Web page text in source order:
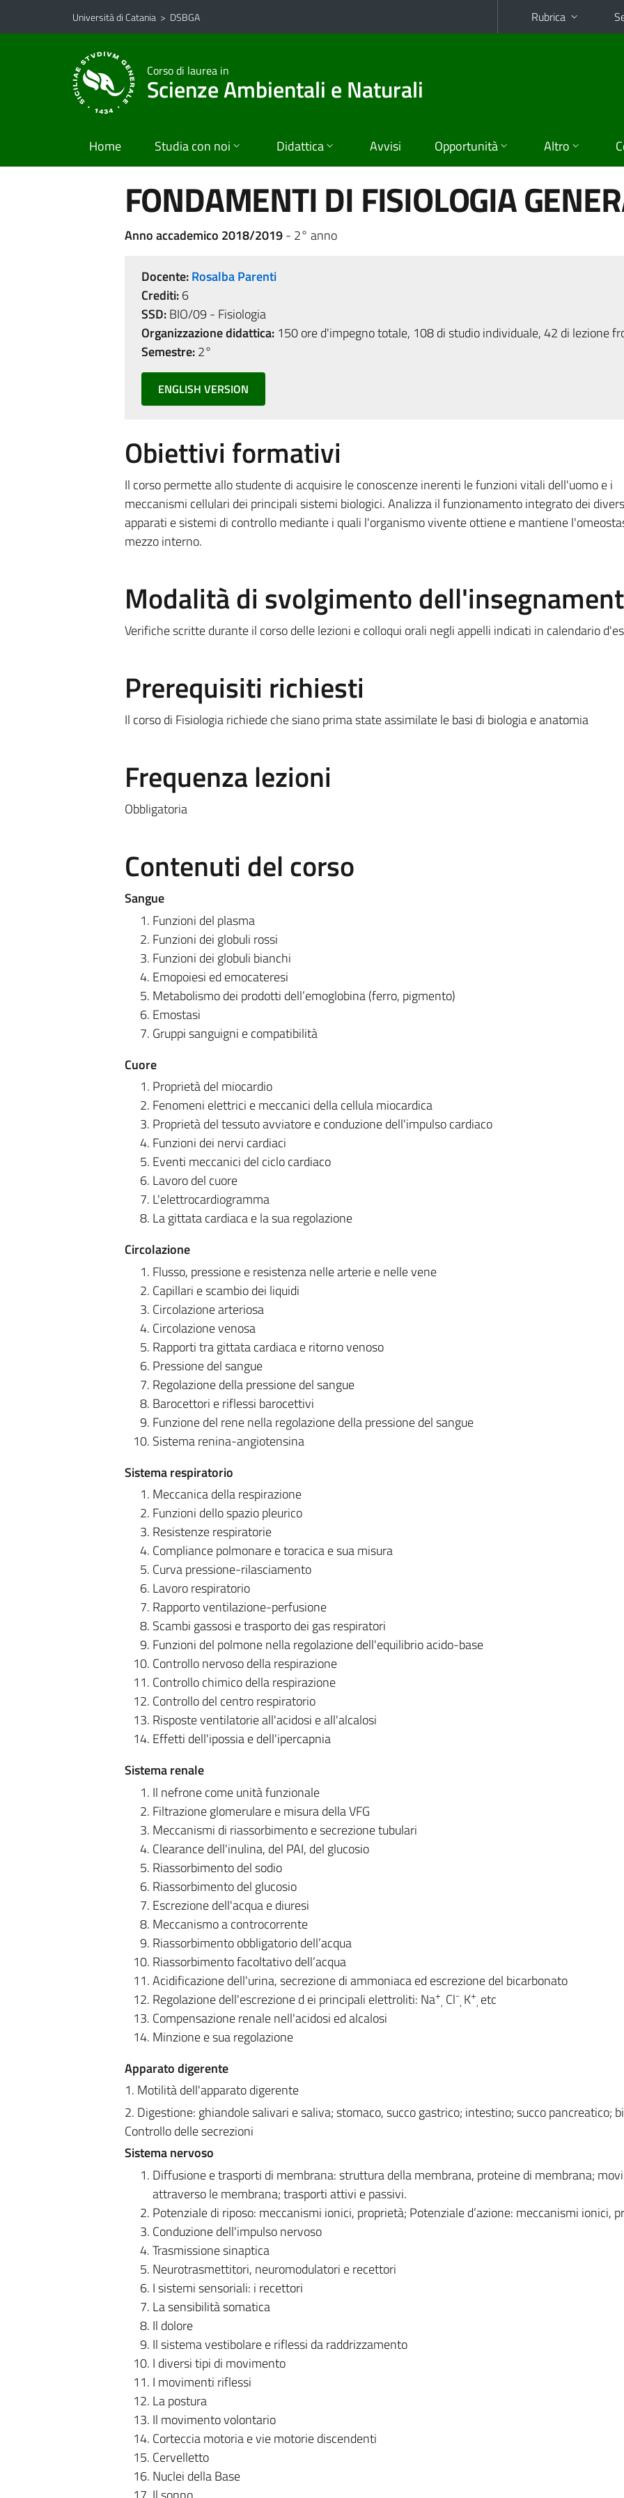
Vai al contenuto principale
Vai al menu di navigazione
Università di Catania > DSBGA Rubrica
Corso di laurea in
Scienze Ambientali e Naturali
Home Studia con noi Didattica Avvisi Opportunità Altro
FONDAMENTI DI FISIOLOGIA
Anno accademico 2018/2019- 2° anno
Docente:Rosalba Parenti
Crediti:6
SSD:BIO/09 - Fisiologia
Organizzazione didattica:150 ore d'impegno totale, 108 di studio individuale, 42 di lezione
Semestre:2°
ENGLISH VERSION
Obiettivi formativi
Il corso permette allo studente di acquisire le conoscenze inerenti le funzioni vitali dell'uomo e i
meccanismi cellulari dei principali sistemi biologici. Analizza il funzionamento integrato dei
apparati e sistemi di controllo mediante i quali l'organismo vivente ottiene e mantiene
mezzo interno.
Modalità di svolgimento
Verifiche scritte durante il corso delle lezioni e colloqui orali negli appelli indicati in calendario
Prerequisiti richiesti
Il corso di Fisiologia richiede che siano prima state assimilate le basi di biologia e anatomia
Frequenza lezioni
Obbligatoria
Contenuti del corso
Sangue
Funzioni del plasma
Funzioni dei globuli rossi
Funzioni dei globuli bianchi
Emopoiesi ed emocateresi
Metabolismo dei prodotti dell’emoglobina (ferro, pigmento)
Emostasi
Gruppi sanguigni e compatibilità
Cuore
Proprietà del miocardio
Fenomeni elettrici e meccanici della cellula miocardica
Proprietà del tessuto avviatore e conduzione dell'impulso cardiaco
Funzioni dei nervi cardiaci
Eventi meccanici del ciclo cardiaco
Lavoro del cuore
L'elettrocardiogramma
La gittata cardiaca e la sua regolazione
Circolazione
Flusso, pressione e resistenza nelle arterie e nelle vene
Capillari e scambio dei liquidi
Circolazione arteriosa
Circolazione venosa
Rapporti tra gittata cardiaca e ritorno venoso
Pressione del sangue
Regolazione della pressione del sangue
Barocettori e riflessi barocettivi
Funzione del rene nella regolazione della pressione del sangue
Sistema renina-angiotensina
Sistema respiratorio
Meccanica della respirazione
Funzioni dello spazio pleurico
Resistenze respiratorie
Compliance polmonare e toracica e sua misura
Curva pressione-rilasciamento
Lavoro respiratorio
Rapporto ventilazione-perfusione
Scambi gassosi e trasporto dei gas respiratori
Funzioni del polmone nella regolazione dell'equilibrio acido-base
Controllo nervoso della respirazione
Controllo chimico della respirazione
Controllo del centro respiratorio
Risposte ventilatorie all'acidosi e all'alcalosi
Effetti dell'ipossia e dell'ipercapnia
Sistema renale
Il nefrone come unità funzionale
Filtrazione glomerulare e misura della VFG
Meccanismi di riassorbimento e secrezione tubulari
Clearance dell'inulina, del PAI, del glucosio
Riassorbimento del sodio
Riassorbimento del glucosio
Escrezione dell'acqua e diuresi
Meccanismo a controcorrente
Riassorbimento obbligatorio dell’acqua
Riassorbimento facoltativo dell’acqua
Acidificazione dell'urina, secrezione di ammoniaca ed escrezione del bicarbonato
Regolazione dell'escrezione d ei principali elettroliti: Na+
, Cl-
, K+
, etc
Compensazione renale nell'acidosi ed alcalosi
Minzione e sua regolazione
Apparato digerente
1. Motilità dell'apparato digerente
2. Digestione: ghiandole salivari e saliva; stomaco, succo gastrico; intestino; succo pancreatico;
Controllo delle secrezioni
Sistema nervoso
Diffusione e trasporti di membrana: struttura della membrana, proteine di membrana;
attraverso le membrana; trasporti attivi e passivi.
Potenziale di riposo: meccanismi ionici, proprietà; Potenziale d’azione: meccanismi ionici,
Conduzione dell'impulso nervoso
Trasmissione sinaptica
Neurotrasmettitori, neuromodulatori e recettori
I sistemi sensoriali: i recettori
La sensibilità somatica
Il dolore
Il sistema vestibolare e riflessi da raddrizzamento
I diversi tipi di movimento
I movimenti riflessi
La postura
Il movimento volontario
Corteccia motoria e vie motorie discendenti
Cervelletto
Nuclei della Base